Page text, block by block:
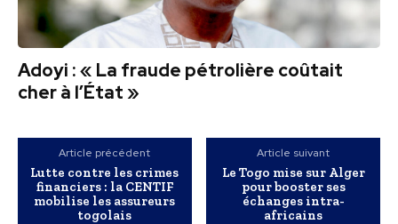
Adoyi : « La fraude pétrolière coûtait
cher à l’État »
Article précédent
Lutte contre les crimes
financiers : la CENTIF
mobilise les assureurs
togolais
Article suivant
Le Togo mise sur Alger
pour booster ses
échanges intra-
africains